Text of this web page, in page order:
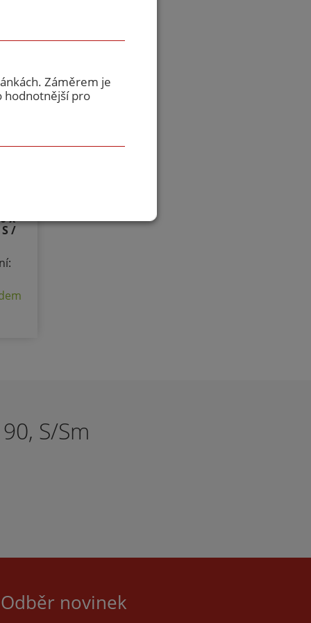
Záměrem je
hodnotnější pro
x
/
S/Sm
Odběr novinek